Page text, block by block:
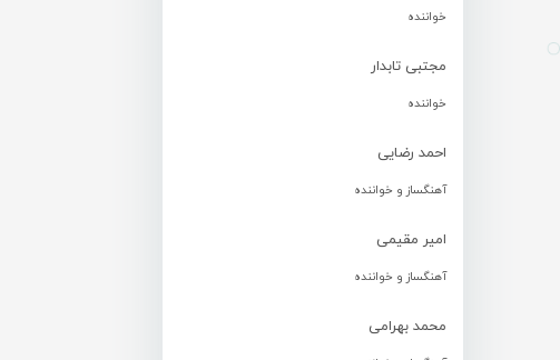
خواننده
مجتبی تابدار
خواننده
احمد رضایی
آهنگساز و خواننده
امیر مقیمی
آهنگساز و خواننده
محمد بهرامی